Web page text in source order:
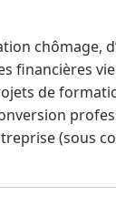
chômage,
financières
de
(sous